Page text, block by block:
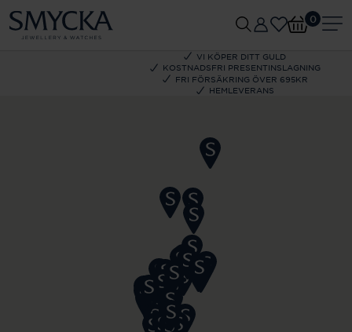
VI KÖPER DITT GULD
KOSTNADSFRI PRESENTINSLAGNING
FRI FÖRSÄKRING ÖVER 695KR
HEMLEVERANS
0